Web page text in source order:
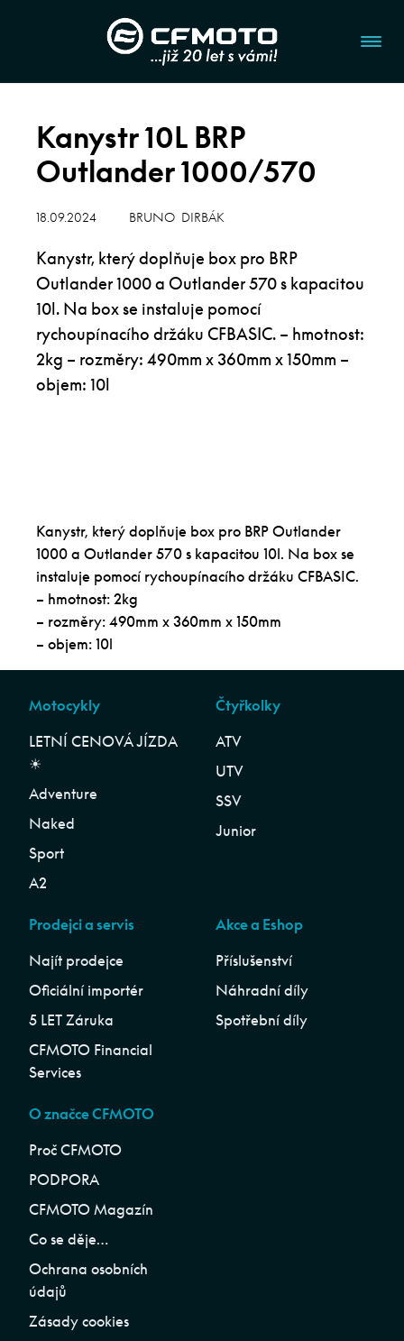
Kanystr 10L BRP
Outlander 1000/570
18.09.2024 BRUNO DIRBÁK
Kanystr, který doplňuje box pro BRP
Outlander 1000 a Outlander 570 s kapacitou
10l. Na box se instaluje pomocí
rychoupínacího držáku CFBASIC. – hmotnost:
2kg – rozměry: 490mm x 360mm x 150mm –
objem: 10l
Kanystr, který doplňuje box pro BRP Outlander
1000 a Outlander 570 s kapacitou 10l. Na box se
instaluje pomocí rychoupínacího držáku CFBASIC.
– hmotnost: 2kg
– rozměry: 490mm x 360mm x 150mm
– objem: 10l
Motocykly
LETNÍ CENOVÁ JÍZDA
☀︎
Adventure
Naked
Sport
A2
Čtyřkolky
ATV
UTV
SSV
Junior
Prodejci a servis
Najít prodejce
Oficiální importér
5 LET Záruka
CFMOTO Financial
Services
Akce a Eshop
Příslušenství
Náhradní díly
Spotřební díly
O značce CFMOTO
Proč CFMOTO
PODPORA
CFMOTO Magazín
Co se děje…
Ochrana osobních
údajů
Zásady cookies